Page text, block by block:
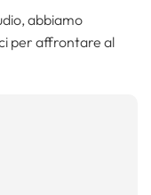
abbiamo
per affrontare al